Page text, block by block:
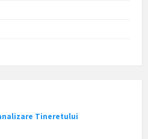
Tineretului